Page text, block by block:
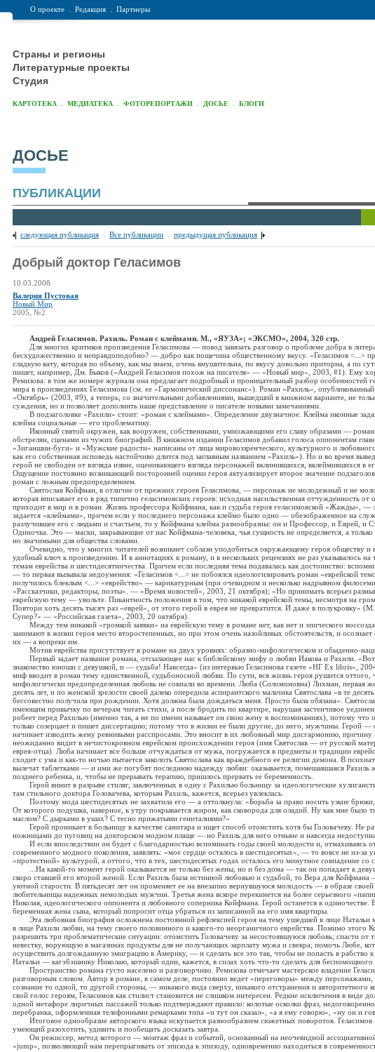
О проекте Редакция Партнеры
Страны и регионы
Литературные проекты
Студия
КАРТОТЕКА МЕДИАТЕКА ФОТОРЕПОРТАЖИ ДОСЬЕ БЛОГИ
ДОСЬЕ
ПУБЛИКАЦИИ
следующая публикация Все публикации предыдущая публикация
Добрый доктор Геласимов
10.03.2008
Валерия Пустовая
Новый Мир
2005, №2
Андрей Геласимов. Рахиль. Роман с клеймами. М., «ЯУЗА»; «ЭКСМО», 2004, 320 стр.
Для многих критиков произведения Геласимова — повод завязать разговор о проблеме добра в
бесхудожественно и неправдоподобно? — добро как пощечина общественному вкусу. «Геласимов <...>
сладкую вату, которая по объему, как мы знаем, очень внушительна, по вкусу довольно приторна, а по
пишет, например, Дм. Быков («Андрей Геласимов похож на писателя» — «Новый мир», 2003, #1). Ему
Ремизова: в том же номере журнала она предлагает подробный и проницательный разбор особенностей
мира в произведениях Геласимова (см. ее «Гармонический диссонанс»). Роман «Рахиль»,
«Октябрь» (2003, #9), а теперь, со значительными добавлениями, вышедший в книжном варианте, не
суждения, но и позволяет дополнить наше представление о писателе новыми замечаниями.
В подзаголовке «Рахили» стоит: «роман с клеймами». Определение двузначное. Клейма иконные
клейма социальные — его проблематику.
Иконный святой окружен, как вооружен, собственными, умножающими его славу образами —
обстрелян, сценами из чужих биографий. В книжном издании Геласимов добавил голоса оппонентам
«Зиганшин-буги» и «Мужские радости» написаны от лица мировоззренческого, культурного и
как его собственная исповедь настойчиво длится под заглавным названием «Рахиль»). Но и во время
герой не свободен от взгляда извне, оценивающего взгляда персонажей вклинившихся, вклеймившихся в
Ощущение постоянно возникающей посторонней оценки героя актуализирует второе значение
роман с ложным предопределением.
Святослав Койфман, в отличие от прежних героев Геласимова, — персонаж не молодежный и не
которая вписывает его в ряд типично геласимовских героев: исходная насильственная отчужденность от
приходит в мир и в роман. Жизнь профессора Койфмана, как и судьба героя геласимовской «Жажды», —
задается «клеймами», причем если у последнего персонажа клеймо было одно — обезображенное на
разлучившее его с людьми и счастьем, то у Койфмана клейма разнообразны: он и Профессор, и Еврей, и
Одиночка. Это — маски, закрывающие от нас Койфмана-человека, чья сущность не определяется, а только
но значимыми для общества словами.
Очевидно, что у многих читателей возникнет соблазн уподобиться окружающему героя обществу и
удобный ключ к произведению. И в аннотациях к роману, и в нескольких рецензиях не раз указывалось на
темам еврейства и шестидесятничества. Причем если последняя тема подавалась как достоинство:
— то первая вызывала недоумения: «Геласимов <...> не побоялся идеологизировать роман «еврейской
получилось блеклым <...> «еврейство» — карикатурным (при очевидном и несколько надрывном
«Рассказчики, редакторы, поэты». — «Время новостей», 2003, 21 октября); «Но принимать всерьез
еврейскую тему — увольте. Пикантность положения в том, что никакой еврейской темы, несмотря на
Повтори хоть десять тысяч раз «еврей», от этого герой в еврея не превратится. И даже в полукровку»
Супер?» — «Российская газета», 2003, 20 октября).
Между тем никакой «громкой заявки» на еврейскую тему в романе нет, как нет и эпического
занимают в жизни героя место второстепенных, но при этом очень назойливых обстоятельств, и осознает
их — а вопреки им.
Мотив еврейства присутствует в романе на двух уровнях: образно-мифологическом и обыденно-
Первый задает название романа, отсылающее нас к библейскому мифу о любви Иакова и Рахили.
знакомство юноши с девушкой, и — судьба! Навсегда» (из интервью Геласимова газете «НГ Ex libris»,
миф вводит в роман тему единственной, судьбоносной любви. По сути, вся жизнь героя рушится оттого,
мифологически предопределенная любовь не совпали во времени. Люба (Соломоновна) Лихман, первая
десять лет, и по женской зрелости своей далеко опередила аспирантского мальчика Святослава «в те
бессовестно получила при рождении. Хотя должна была дождаться меня. Просто была обязана».
имеющим привычку по вечерам читать стихи, а после бродить по квартире, нарушая застенчивое
робеет перед Рахилью (именно так, а не по имени называет он свою жену в воспоминаниях), потому что
только созерцает и пишет диссертацию; потому что в жизни ее были другие, до него, мужчины. Герой —
начинает изводить жену ревнивыми расспросами. Это вносит в их любовный мир дисгармонию, причину
неожиданно видит в нечистокровном еврейском происхождении героя (имя Святослав — от русской
еврея-отца). Люба начинает все больше отчуждаться от мужа, погружается в предметы и традиции
сходит с ума и как-то ночью пытается заколоть Святослава как враждебного ее религии демона. В
вылечат таблетками — и ими же погубят последнюю надежду любви: оказывается, помешавшаяся Рахиль
позднего ребенка, и, чтобы не прерывать терапию, пришлось прервать ее беременность.
Герой винит в разрыве стиляг, заключенных в одну с Рахилью больницу за идеологические
там стильного доктора Головачева, которым Рахиль, кажется, всерьез увлеклась.
Поэтому мода шестидесятых не захватила его — а оттолкнула: «Борьба за право носить узкие
От которого подушка, наверное, к утру покрывается жиром, как сковорода для оладий. Ну как мне было
маслом? С дырками в ушах? С тесно прижатыми гениталиями?»
Герой проникает в больницу в качестве санитара и ищет способ отомстить хотя бы Головачеву. Не
ножницами до пуговиц на докторском модном плаще — но Рахиль для него отныне и навсегда недоступна.
И если впоследствии он будет с благодарностью вспоминать годы своей молодости и, отмахиваясь
современного модного поколения, заявлять: «мое сердце осталось в шестидесятых», — то вовсе не из-за
«протестной» культурой, а оттого, что в тех, шестидесятых годах осталось его минутное совпадение со
...На какой-то момент герой оказывается не только без жены, но и без дома — так он попадает к
скоро ставшей его второй женой. Если Рахиль была истинной любовью и судьбой, то Вера для Койфмана
уютной старости. В пятьдесят лет он променяет ее на внезапно вернувшуюся молодость — в образе своей
любительницы надежных немолодых мужчин. Третья жена вскоре перекинется на более серьезного
Николая, идеологического оппонента и любовного соперника Койфмана. Герой останется в одиночестве.
беременная жена сына, который попросит отца убраться из записанной на его имя квартиры.
Эта любовная биография осложнена постоянной рефлексией героя на тему ушедшей в лице Натальи
в лице Рахили любви, на тему своего половинного и какого-то неорганичного еврейства. Помимо этого
разрешить три проблематические ситуации: отомстить Головачеву за несостоявшуюся любовь; спасти
невестку, ворующую в магазинах продукты для не получающих зарплату мужа и свекра; помочь Любе,
осуществить долгожданную эмиграцию в Америку, — и сделать все это так, чтобы не попасть в рабство
Натальи — кагэбэшнику Николаю, который один, кажется, в силах хоть что-то сделать для беспомощного
Пространство романа густо населено и разговорчиво. Ремизова отмечает мастерское владение
разговорным словом. Автор в романе, в самом деле, постоянно ведет «переговоры» между персонажами,
сознание то одной, то другой стороны, — никакого вида сверху, никакого отстранения и авторитетного
свой голос героям, Геласимов как стилист становится не слишком интересен. Редкие исключения в виде
одной метафоре лиричных пассажей только подтверждают правило: колотые осколки фраз,
перебранка, оформленная телефонными ремарками типа «и тут он сказал», «а я ему говорю», «ну он и
Итоговое однообразие авторского языка искупается разнообразием сюжетных поворотов. Геласимов
умеющий разохотить, удивить и пообещать досказать завтра.
Он режиссер, метод которого — монтаж фраз и событий, основанный на неочевидной ассоциативной
«jump», позволяющий нам перепрыгивать от эпизода к эпизоду, одновременно находиться в